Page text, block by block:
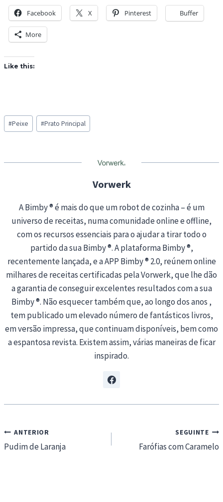
Facebook X Pinterest Buffer
More
Like this:
Post
Tags:
#Peixe #Prato Principal
Vorwerk
A Bimby ® é mais do que um robot de cozinha – é um
universo de receitas, numa comunidade online e offline,
com os recursos essenciais para o ajudar a tirar todo o
partido da sua Bimby ®. A plataforma Bimby ®,
recentemente lançada, e a APP Bimby ® 2.0, reúnem online
milhares de receitas certificadas pela Vorwerk, que lhe dão
a garantia de conseguir excelentes resultados com a sua
Bimby ®. Não esquecer também que, ao longo dos anos ,
tem publicado um elevado número de fantásticos livros,
em versão impressa, que continuam disponíveis, bem como
a espantosa revista. Existem assim, várias maneiras de ficar
inspirado.
Navegação
de
ANTERIOR
Pudim de Laranja
SEGUINTE
Farófias com Caramelo